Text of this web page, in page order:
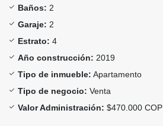
Baños: 2
Garaje: 2
Estrato: 4
Año construcción: 2019
Tipo de inmueble: Apartamento
Tipo de negocio: Venta
Valor Administración: $470.000 COP